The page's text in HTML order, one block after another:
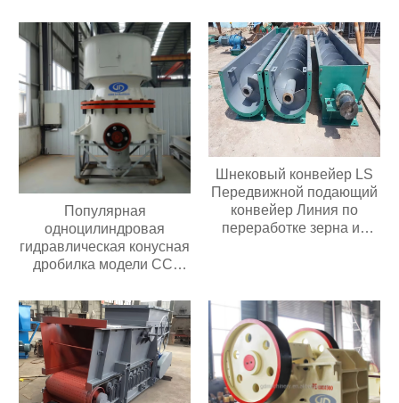
высокой
производительностью
Цена в Индонезии
гранул
Популярная
одноцилиндровая
гидравлическая конусная
дробилка модели CC,
подходит для всех видов
дробилок для
переработки руды
Шнековый конвейер LS
Передвижной подающий
конвейер Линия по
переработке зерна из